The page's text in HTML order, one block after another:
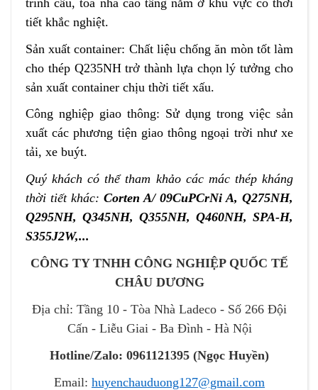
tiết khắc nghiệt.
Sản xuất container: Chất liệu chống ăn mòn tốt làm
cho thép Q235NH trở thành lựa chọn lý tưởng cho
sản xuất container chịu thời tiết xấu.
Công nghiệp giao thông: Sử dụng trong việc sản
xuất các phương tiện giao thông ngoại trời như xe
tải, xe buýt.
Quý khách có thể tham khảo các mác thép kháng
thời tiết khác: Corten A/ 09CuPCrNi A, Q275NH,
Q295NH, Q345NH, Q355NH, Q460NH, SPA-H,
S355J2W,...
CÔNG TY TNHH CÔNG NGHIỆP QUỐC TẾ
CHÂU DƯƠNG
Địa chỉ: Tầng 10 - Tòa Nhà Ladeco - Số 266 Đội
Cấn - Liễu Giai - Ba Đình - Hà Nội
Hotline/Zalo: 0961121395 (Ngọc Huyền)
Email: huyenchauduong127@gmail.com